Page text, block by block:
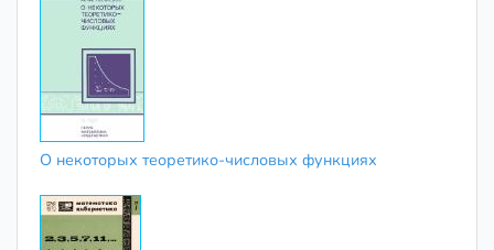
О некоторых теоретико-числовых функциях